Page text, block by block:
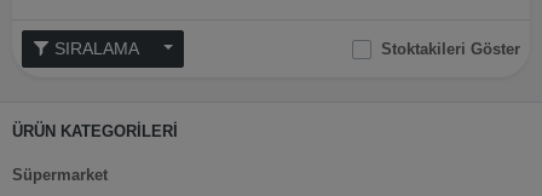
Stoktakileri Göster
ÜRÜN KATEGORİLERİ
Süpermarket